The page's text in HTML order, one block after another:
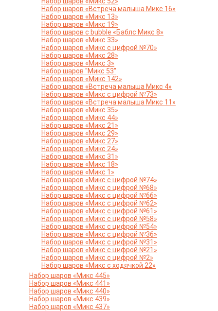
Набор шаров «Встреча малыша Микс 16»
Набор шаров «Микс 13»
Набор шаров «Микс 19»
Набор шаров с bubble «Баблс Микс 8»
Набор шаров «Микс 33»
Набор шаров «Микс с цифрой №70»
Набор шаров «Микс 28»
Набор шаров «Микс 3»
Набор шаров "Микс 53"
Набор шаров «Микс 142»
Набор шаров «Встреча малыша Микс 4»
Набор шаров «Микс с цифрой №73»
Набор шаров «Встреча малыша Микс 11»
Набор шаров «Микс 35»
Набор шаров «Микс 44»
Набор шаров «Микс 21»
Набор шаров «Микс 29»
Набор шаров «Микс 27»
Набор шаров «Микс 24»
Набор шаров «Микс 31»
Набор шаров «Микс 18»
Набор шаров «Микс 1»
Набор шаров «Микс с цифрой №74»
Набор шаров «Микс с цифрой №68»
Набор шаров «Микс с цифрой №66»
Набор шаров «Микс с цифрой №62»
Набор шаров «Микс с цифрой №61»
Набор шаров «Микс с цифрой №58»
Набор шаров «Микс с цифрой №54»
Набор шаров «Микс с цифрой №36»
Набор шаров «Микс с цифрой №31»
Набор шаров «Микс с цифрой №21»
Набор шаров «Микс с цифрой №2»
Набор шаров «Микс с ходячкой 22»
Набор шаров «Микс 445»
Набор шаров «Микс 441»
Набор шаров «Микс 440»
Набор шаров «Микс 439»
Набор шаров «Микс 437»